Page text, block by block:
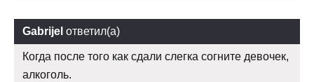
Gabrijel ответил(а)
Когда после того как сдали слегка согните девочек,
алкоголь.